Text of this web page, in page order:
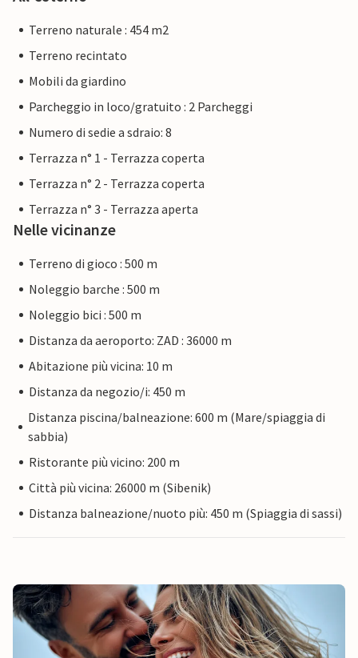
Terreno naturale : 454 m2
Terreno recintato
Mobili da giardino
Parcheggio in loco/gratuito : 2 Parcheggi
Numero di sedie a sdraio: 8
Terrazza n° 1 - Terrazza coperta
Terrazza n° 2 - Terrazza coperta
Terrazza n° 3 - Terrazza aperta
Nelle vicinanze
Terreno di gioco : 500 m
Noleggio barche : 500 m
Noleggio bici : 500 m
Distanza da aeroporto: ZAD : 36000 m
Abitazione più vicina: 10 m
Distanza da negozio/i: 450 m
Distanza piscina/balneazione: 600 m (Mare/spiaggia di
sabbia)
Ristorante più vicino: 200 m
Città più vicina: 26000 m (Sibenik)
Distanza balneazione/nuoto più: 450 m (Spiaggia di sassi)